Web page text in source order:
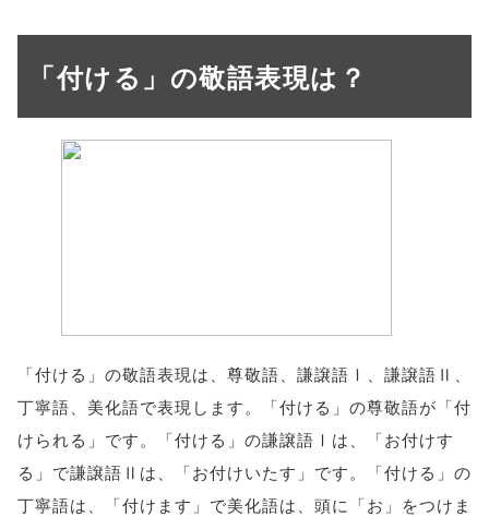
「付ける」の敬語表現は？
「付ける」の敬語表現は、尊敬語、謙譲語Ⅰ、謙譲語Ⅱ、
丁寧語、美化語で表現します。「付ける」の尊敬語が「付
けられる」です。「付ける」の謙譲語Ⅰは、「お付けす
る」で謙譲語Ⅱは、「お付けいたす」です。「付ける」の
丁寧語は、「付けます」で美化語は、頭に「お」をつけま